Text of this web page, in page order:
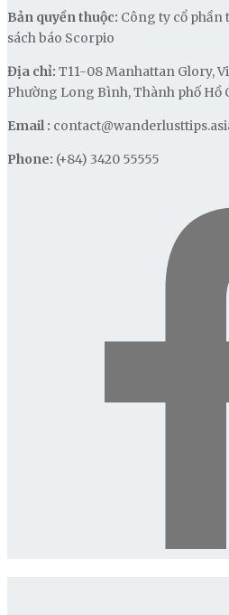
Bản quyền thuộc: Công ty cổ phần
sách báo Scorpio
Địa chỉ: T11-08 Manhattan Glory,
Phường Long Bình, Thành phố Hồ
Email :
Phone: (+84) 3420 55555